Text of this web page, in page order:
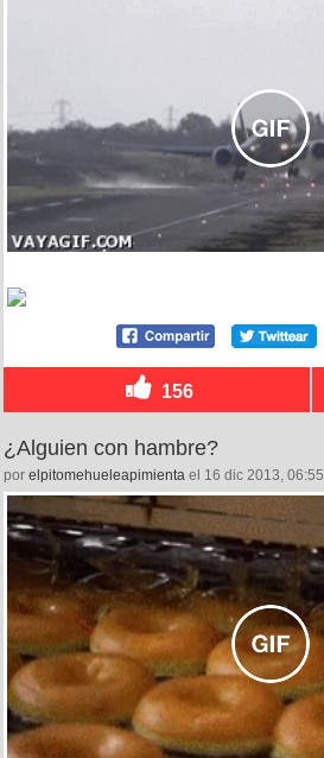
156
¿Alguien con hambre?
por elpitomehueleapimienta el 16 dic 2013, 06:55